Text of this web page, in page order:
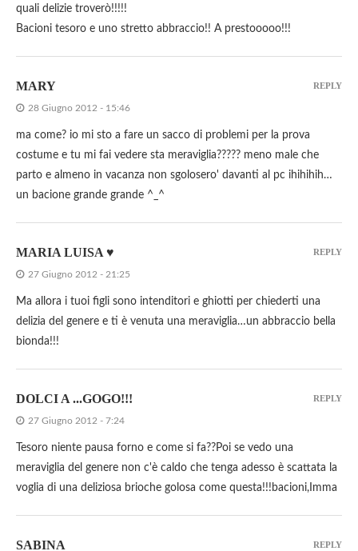
quali delizie troverò!!!!!
Bacioni tesoro e uno stretto abbraccio!! A prestooooo!!!
MARY
28 Giugno 2012 - 15:46
ma come? io mi sto a fare un sacco di problemi per la prova
costume e tu mi fai vedere sta meraviglia????? meno male che
parto e almeno in vacanza non sgolosero' davanti al pc ihihihih…
un bacione grande grande ^_^
REPLY
MARIA LUISA ♥
27 Giugno 2012 - 21:25
Ma allora i tuoi figli sono intenditori e ghiotti per chiederti una
delizia del genere e ti è venuta una meraviglia…un abbraccio bella
bionda!!!
REPLY
DOLCI A ...GOGO!!!
27 Giugno 2012 - 7:24
Tesoro niente pausa forno e come si fa??Poi se vedo una
meraviglia del genere non c'è caldo che tenga adesso è scattata la
voglia di una deliziosa brioche golosa come questa!!!bacioni,Imma
REPLY
SABINA REPLY